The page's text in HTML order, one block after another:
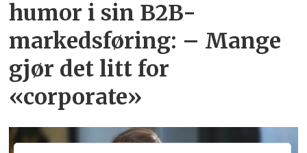
humor i sin B2B-
markedsføring: – Mange
gjør det litt for
«corporate»